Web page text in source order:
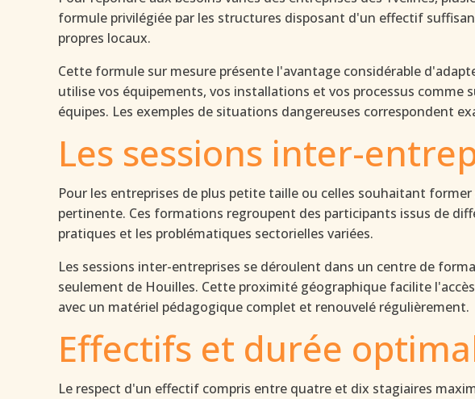
formule privilégiée par les structures disposant d'un effectif
propres locaux.
Cette formule sur mesure présente l'avantage considérable
utilise vos équipements, vos installations et vos processus
équipes. Les exemples de situations dangereuses correspondent
Les sessions inter-
Pour les entreprises de plus petite taille ou celles souhaitant
pertinente. Ces formations regroupent des participants issus de
pratiques et les problématiques sectorielles variées.
Les sessions inter-entreprises se déroulent dans un centre de
seulement de Houilles. Cette proximité géographique facilite
avec un matériel pédagogique complet et renouvelé régulièrement.
Effectifs et durée
Le respect d'un effectif compris entre quatre et dix stagiaires